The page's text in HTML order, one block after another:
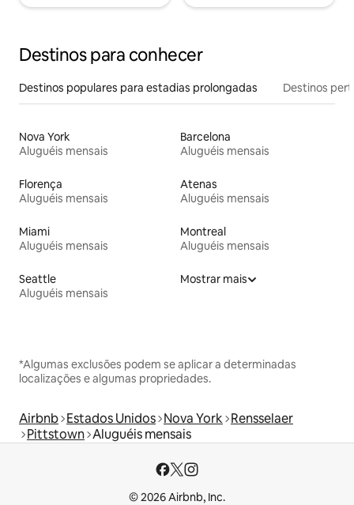
Destinos para conhecer
Destinos populares para estadias prolongadas Destinos
Nova York
Aluguéis mensais
Barcelona
Aluguéis mensais
Florença
Aluguéis mensais
Atenas
Aluguéis mensais
Miami
Aluguéis mensais
Montreal
Aluguéis mensais
Seattle
Aluguéis mensais
Mostrar mais
*Algumas exclusões podem se aplicar a determinadas
localizações e algumas propriedades.
Airbnb Estados Unidos Nova York Rensselaer
Pittstown Aluguéis mensais
© 2026 Airbnb, Inc.